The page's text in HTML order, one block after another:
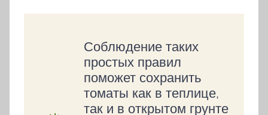
Соблюдение таких
простых правил
поможет сохранить
томаты как в теплице,
так и в открытом грунте